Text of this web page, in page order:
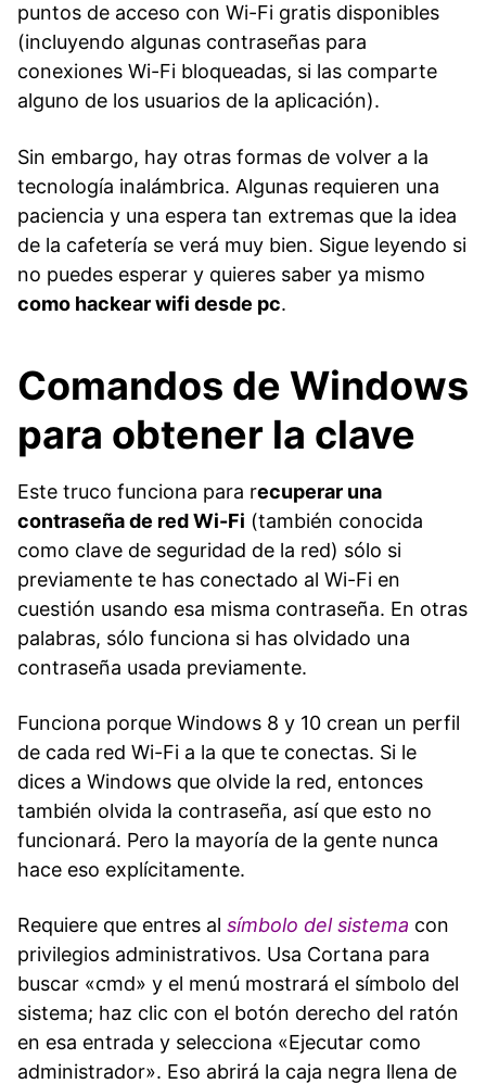
puntos de acceso con Wi-Fi gratis disponibles
(incluyendo algunas contraseñas para
conexiones Wi-Fi bloqueadas, si las comparte
alguno de los usuarios de la aplicación).
Sin embargo, hay otras formas de volver a la
tecnología inalámbrica. Algunas requieren una
paciencia y una espera tan extremas que la idea
de la cafetería se verá muy bien. Sigue leyendo si
no puedes esperar y quieres saber ya mismo
como hackear wifi desde pc.
Comandos de Windows
para obtener la clave
Este truco funciona para recuperar una
contraseña de red Wi-Fi (también conocida
como clave de seguridad de la red) sólo si
previamente te has conectado al Wi-Fi en
cuestión usando esa misma contraseña. En otras
palabras, sólo funciona si has olvidado una
contraseña usada previamente.
Funciona porque Windows 8 y 10 crean un perfil
de cada red Wi-Fi a la que te conectas. Si le
dices a Windows que olvide la red, entonces
también olvida la contraseña, así que esto no
funcionará. Pero la mayoría de la gente nunca
hace eso explícitamente.
Requiere que entres al símbolo del sistema con
privilegios administrativos. Usa Cortana para
buscar «cmd» y el menú mostrará el símbolo del
sistema; haz clic con el botón derecho del ratón
en esa entrada y selecciona «Ejecutar como
administrador». Eso abrirá la caja negra llena de